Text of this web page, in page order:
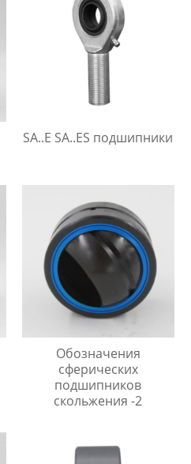
SA..E SA..ES подшипники
Обозначения
сферических
подшипников
скольжения -2